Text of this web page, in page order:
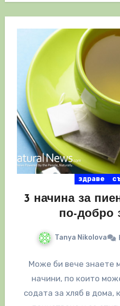
здраве
3 начина за
по-добро
Tanya Nikolova
Може би вече знаете
начини, по които
содата за хляб в дома,